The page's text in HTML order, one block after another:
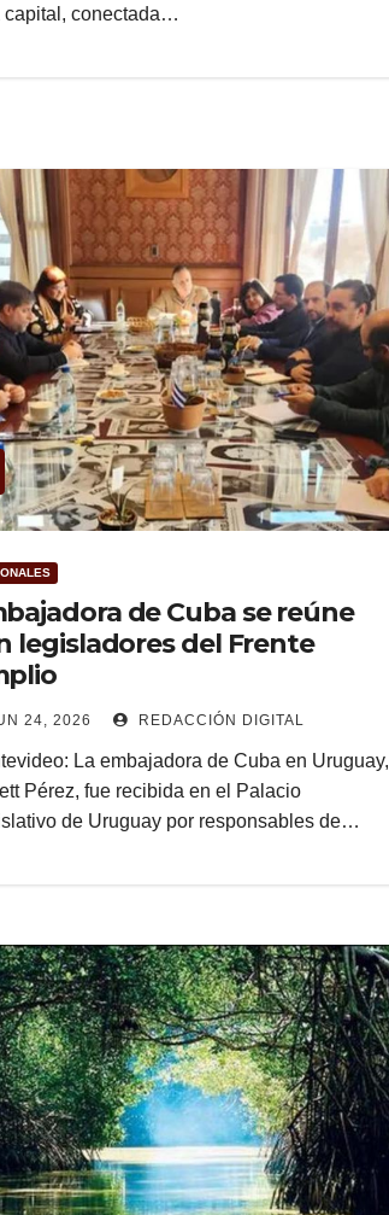
capital, conectada…
de Cuba se reúne
legisladores del Frente
24, 2026 REDACCIÓN DIGITAL
La embajadora de Cuba en Uruguay,
Pérez, fue recibida en el Palacio
de Uruguay por responsables de…